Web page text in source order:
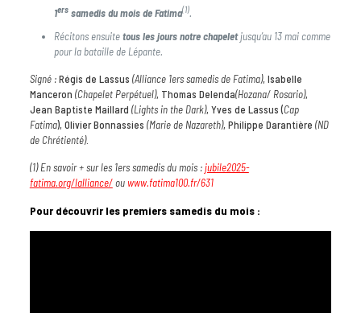
1ers samedisdumoisdeFatima(1).
Récitons ensuitetouslesjoursnotrechapeletjusqu’au 13 mai comme
pour la bataille de Lépante.
Signé :Régis de Lassus (Alliance 1erssamedis de Fatima), Isabelle
Manceron (Chapelet Perpétuel), Thomas Delenda(Hozana/ Rosario),
Jean Baptiste Maillard (Lights in the Dark), Yves de Lassus (Cap
Fatima), Olivier Bonnassies (Marie de Nazareth), Philippe Darantière (ND
de Chrétienté).
(1) En savoir + sur les 1erssamedis du mois :jubile2025-
fatima.org/lalliance/ou www.fatima100.fr/631
Pour découvrir les premiers samedis du mois :